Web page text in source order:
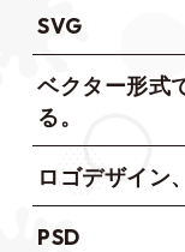
SVG
ベクター形式
る。
ロゴデザイン
PSD